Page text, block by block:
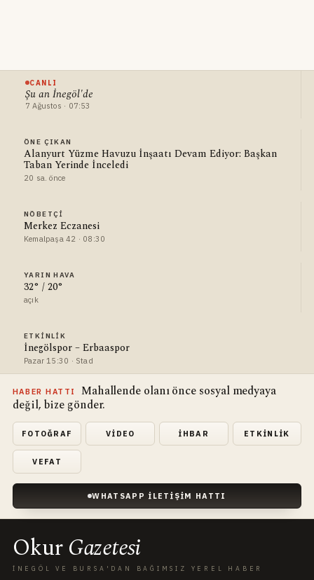
CANLI
Şu an İnegöl'de
7 Ağustos · 07:53
ÖNE ÇIKAN
Alanyurt Yüzme Havuzu İnşaatı Devam Ediyor: Başkan
Taban Yerinde İnceledi
20 sa. önce
NÖBETÇI
Merkez Eczanesi
Kemalpaşa 42 · 08:30
YARIN HAVA
32° / 20°
açık
ETKINLIK
İnegölspor – Erbaaspor
Pazar 15:30 · Stad
HABER HATTI
Mahallende olanı önce sosyal medyaya
değil, bize gönder.
FOTOĞRAF VIDEO İHBAR ETKINLIK
VEFAT
WHATSAPP İLETIŞIM HATTI
OkurGazetesi
İNEGÖL VE BURSA'DAN BAĞIMSIZ YEREL HABER